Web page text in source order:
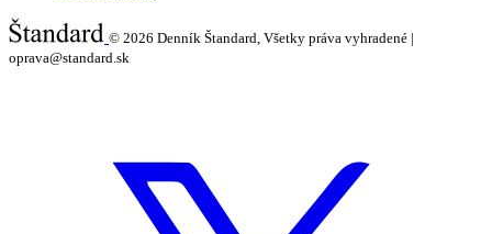
© 2026 Denník Štandard, Všetky práva vyhradené |
oprava@standard.sk